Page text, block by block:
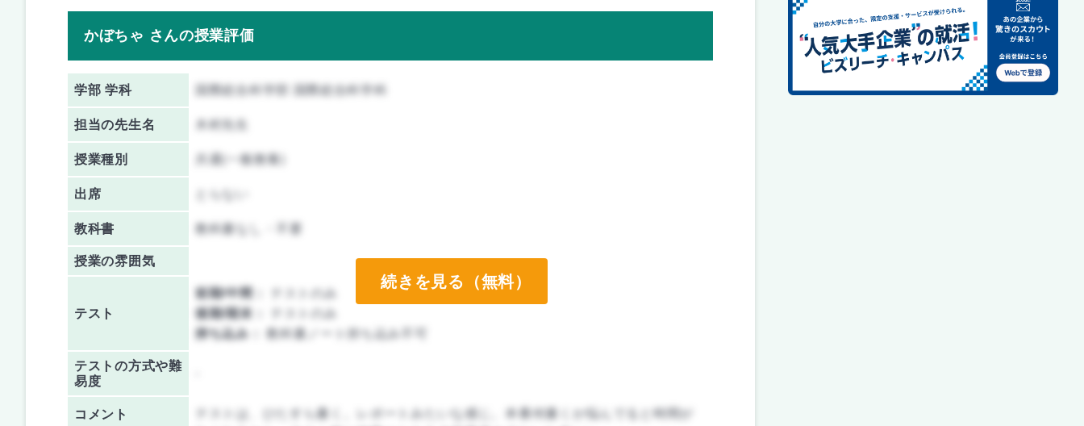
かぼちゃ さんの授業評価
学部 学科 国際総合科学部 国際総合科学科
担当の先生名
授業種別 共通(一般教養)
出席
教科書 教科書なし・不要
授業の雰囲気
テスト
前期/中間：
テストのみ
後期/期末：
テストのみ
持ち込み：
教科書ノート持ち込み不可
テストの方式や難
易度
コメント
テストは、ひたすら書く。レポートみたいな感じ。本番何書くか悩んでると時間が
続きを見る（無料）